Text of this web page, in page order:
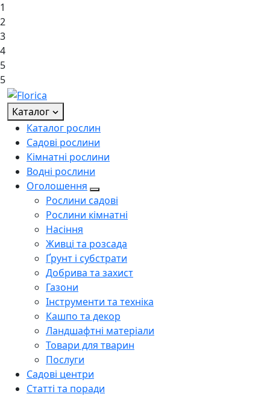
1
2
3
4
5
5
Каталог
Каталог рослин
Садові рослини
Кімнатні рослини
Водні рослини
Оголошення
Рослини садові
Рослини кімнатні
Насіння
Живці та розсада
Ґрунт і субстрати
Добрива та захист
Газони
Інструменти та техніка
Кашпо та декор
Ландшафтні матеріали
Товари для тварин
Послуги
Садові центри
Статті та поради